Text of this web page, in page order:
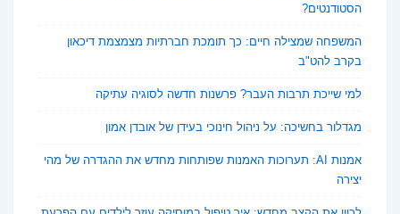
הסטודנטים?
המשפחה שמצילה חיים: כך תומכת חברתיות מצמצמת דיכאון
בקרב להט"ב
למי שייכת תרבות העבר? פרשנות חדשה לסוגיה עתיקה
מגדלור בחשיכה: על ניהול חינוכי בעידן של אובדן אמון
אמנות AI: תערוכות האמנות שפותחות מחדש את ההגדרה של מהי
יצירה